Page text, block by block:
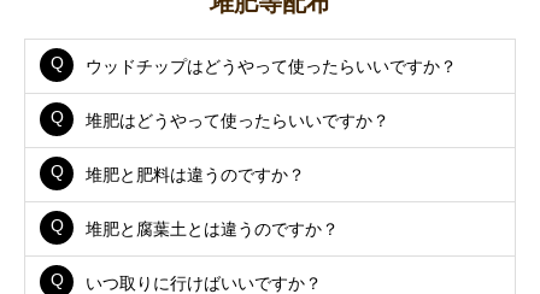
ウッドチップはどうやって使ったらいいですか？
堆肥はどうやって使ったらいいですか？
堆肥と肥料は違うのですか？
堆肥と腐葉土とは違うのですか？
いつ取りに行けばいいですか？